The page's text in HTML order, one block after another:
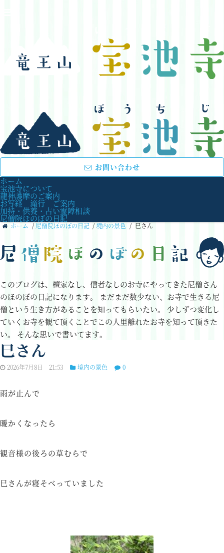
お問い合わせ
ホーム
宝池寺について
龍神護摩のご案内
お写経 滝行 ご案内
加持・供養・占い霊障相談
尼僧院ほのぼの日記
ホーム / 尼僧院ほのぼの日記 /境内の景色 / 巳さん
このブログは、檀家なし、信者なしのお寺にやってきた尼僧さん
のほのぼの日記になります。 まだまだ数少ない、お寺で生きる尼
僧という生き方があることを知ってもらいたい。
少しずつ変化し
ていくお寺を観て頂くことでこの人里離れたお寺を知って頂きた
い。 そんな思いで書いてます。
巳さん
2026年7月8日 21:53 境内の景色 0
雨が止んで
暖かくなったら
観音様の後ろの草むらで
巳さんが寝そべっていました